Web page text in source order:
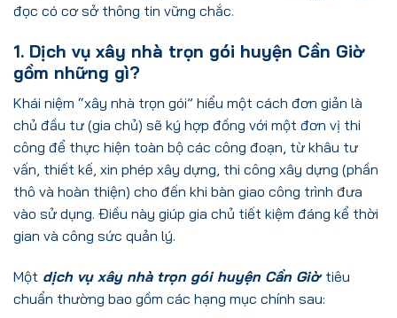
đọc có cơ sở thông tin vững chắc.
1. Dịch vụ xây nhà trọn gói huyện Cần Giờ
gồm những gì?
Khái niệm “xây nhà trọn gói” hiểu một cách đơn giản là
chủ đầu tư (gia chủ) sẽ ký hợp đồng với một đơn vị thi
công để thực hiện toàn bộ các công đoạn, từ khâu tư
vấn, thiết kế, xin phép xây dựng, thi công xây dựng (phần
thô và hoàn thiện) cho đến khi bàn giao công trình đưa
vào sử dụng. Điều này giúp gia chủ tiết kiệm đáng kể thời
gian và công sức quản lý.
Một dịch vụ xây nhà trọn gói huyện Cần Giờ tiêu
chuẩn thường bao gồm các hạng mục chính sau: